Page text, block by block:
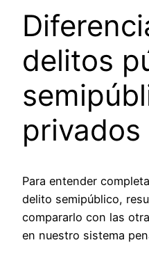
delitos
privados
Para entender
delito semipúblico,
compararlo con las
en nuestro sistema